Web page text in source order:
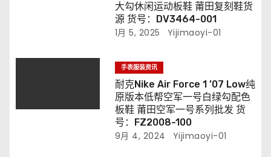
大勾休闲运动板鞋 莆田复刻鞋货
源 货号：DV3464-001
1月 5, 2025 Yijimaoyi-01
手表服装资讯
耐克Nike Air Force 1 ’07 Low纯
原版本低帮空军一号白绿勾配色
板鞋 莆田空军一号系列批发 货
号：FZ2008-100
9月 4, 2024 Yijimaoyi-01